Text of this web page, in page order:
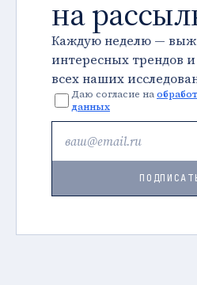
на
Каждую неделю —
интересных трендов
всех наших
Даю согласие на
данных